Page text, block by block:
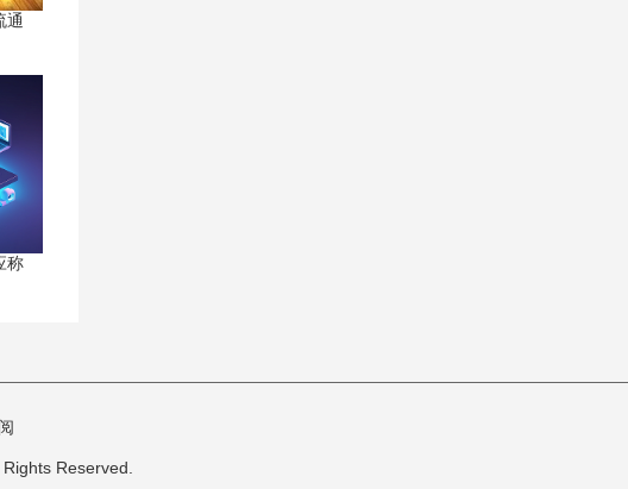
通
称
Reserved.